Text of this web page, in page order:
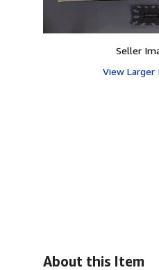
Seller
View Larger
About this Item